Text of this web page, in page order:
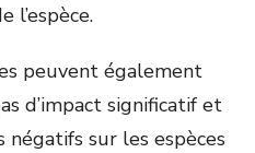
l’espèce.
peuvent également
d’impact significatif et
sur les espèces